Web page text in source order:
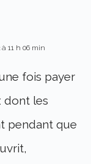
11 h 06 min
fois payer
dont les
pendant que